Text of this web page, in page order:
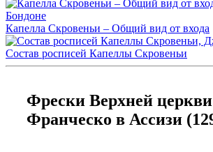
Капелла Скровеньи – Общий вид от входа
Состав росписей Капеллы Скровеньи
Фрески Верхней
Франческо в Ассизи